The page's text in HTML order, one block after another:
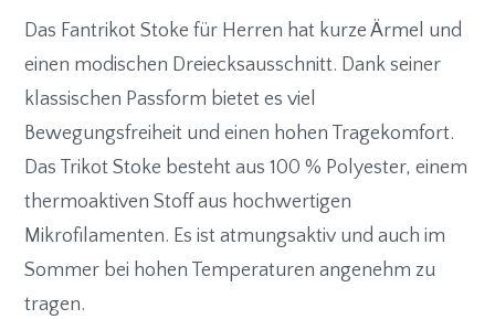
Das Fantrikot Stoke für Herren hat kurze Ärmel und
einen modischen Dreiecksausschnitt. Dank seiner
klassischen Passform bietet es viel
Bewegungsfreiheit und einen hohen Tragekomfort.
Das Trikot Stoke besteht aus 100 % Polyester, einem
thermoaktiven Stoff aus hochwertigen
Mikrofilamenten. Es ist atmungsaktiv und auch im
Sommer bei hohen Temperaturen angenehm zu
tragen.